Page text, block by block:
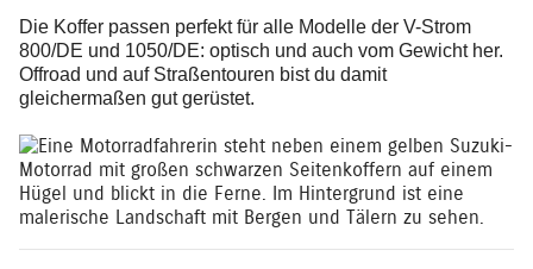
Die Koffer passen perfekt für alle Modelle der V-Strom
800/DE und 1050/DE: optisch und auch vom Gewicht her.
Offroad und auf Straßentouren bist du damit
gleichermaßen gut gerüstet.